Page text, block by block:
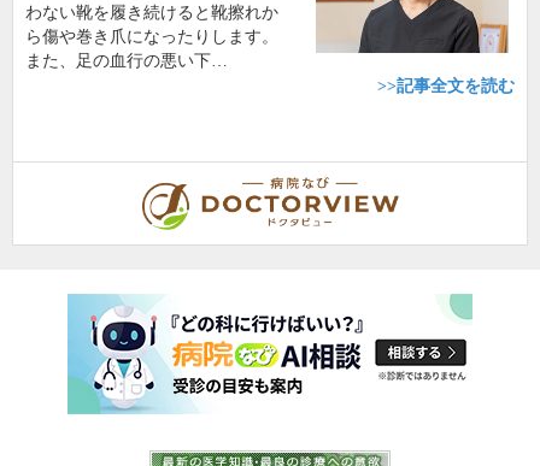
わない靴を履き続けると靴擦れか
ら傷や巻き爪になったりします。
また、足の血行の悪い下…
>>記事全文を読む